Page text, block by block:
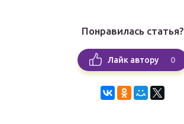
Понравилась статья?
Лайк автору 0